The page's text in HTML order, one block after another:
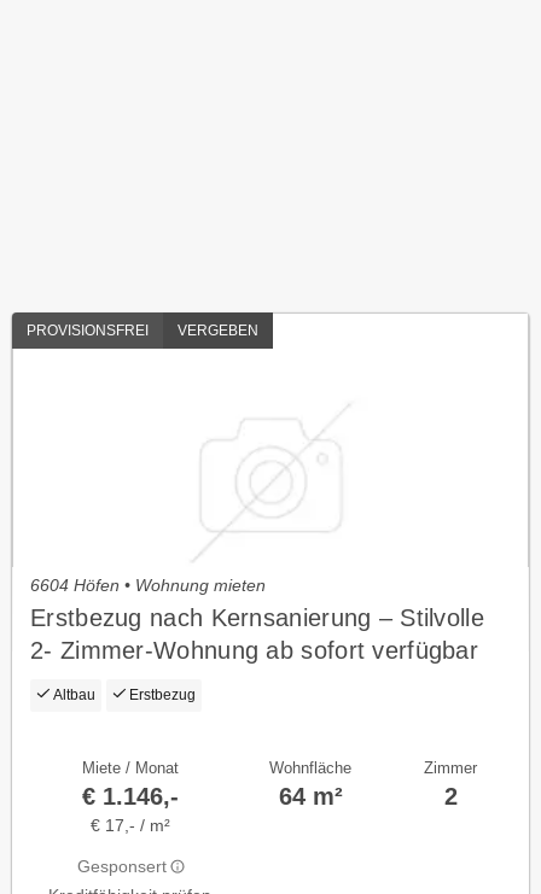
PROVISIONSFREI VERGEBEN
6604 Höfen • Wohnung mieten
Erstbezug nach Kernsanierung – Stilvolle
2- Zimmer-Wohnung ab sofort verfügbar
Altbau Erstbezug
Miete / Monat
€ 1.146,-
€ 17,- / m²
Gesponsert
Wohnfläche
64 m²
Zimmer
2